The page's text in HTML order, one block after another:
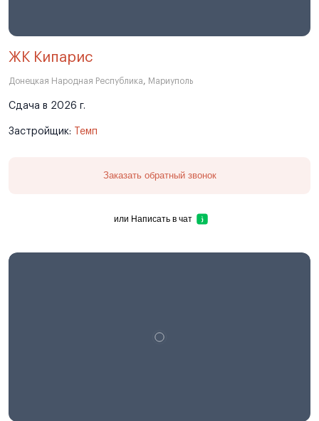
ЖК Кипарис
Донецкая Народная Республика, Мариуполь
Сдача в 2026 г.
Застройщик: Темп
Заказать обратный звонок
или Написать в чат